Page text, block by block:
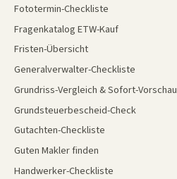
Fototermin-Checkliste
Fragenkatalog ETW-Kauf
Fristen-Übersicht
Generalverwalter-Checkliste
Grundriss-Vergleich & Sofort-Vorschau
Grundsteuerbescheid-Check
Gutachten-Checkliste
Guten Makler finden
Handwerker-Checkliste